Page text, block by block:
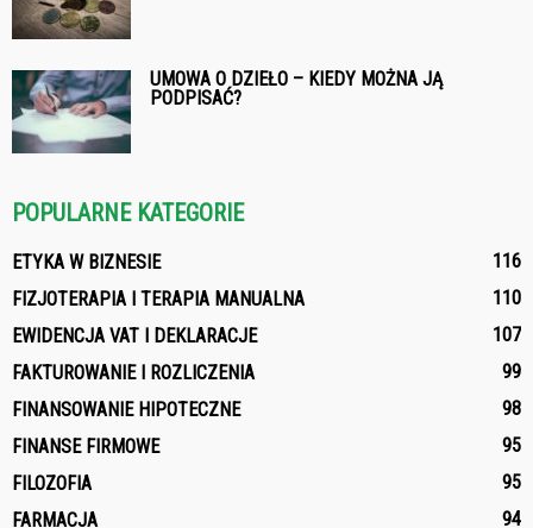
UMOWA O DZIEŁO – KIEDY MOŻNA JĄ
PODPISAĆ?
POPULARNE KATEGORIE
ETYKA W BIZNESIE
116
FIZJOTERAPIA I TERAPIA MANUALNA
110
EWIDENCJA VAT I DEKLARACJE
107
FAKTUROWANIE I ROZLICZENIA
99
FINANSOWANIE HIPOTECZNE
98
FINANSE FIRMOWE
95
FILOZOFIA
95
FARMACJA
94